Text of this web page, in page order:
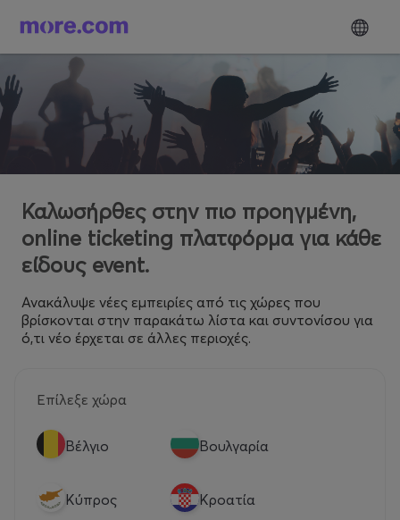
Καλωσήρθες στην πιο προηγμένη,
online ticketing πλατφόρμα για κάθε
είδους event.
Ανακάλυψε νέες εμπειρίες από τις χώρες που
βρίσκονται στην παρακάτω λίστα και συντονίσου για
ό,τι νέο έρχεται σε άλλες περιοχές.
Επίλεξε χώρα
Βέλγιο Βουλγαρία
Κύπρος Κροατία